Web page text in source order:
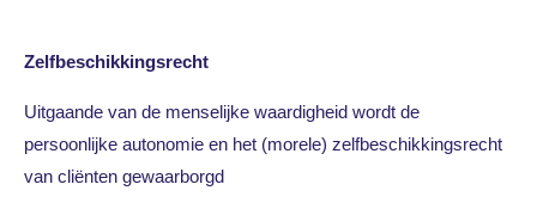
Zelfbeschikkingsrecht
Uitgaande van de menselijke waardigheid wordt de
persoonlijke autonomie en het (morele) zelfbeschikkingsrecht
van cliënten gewaarborgd